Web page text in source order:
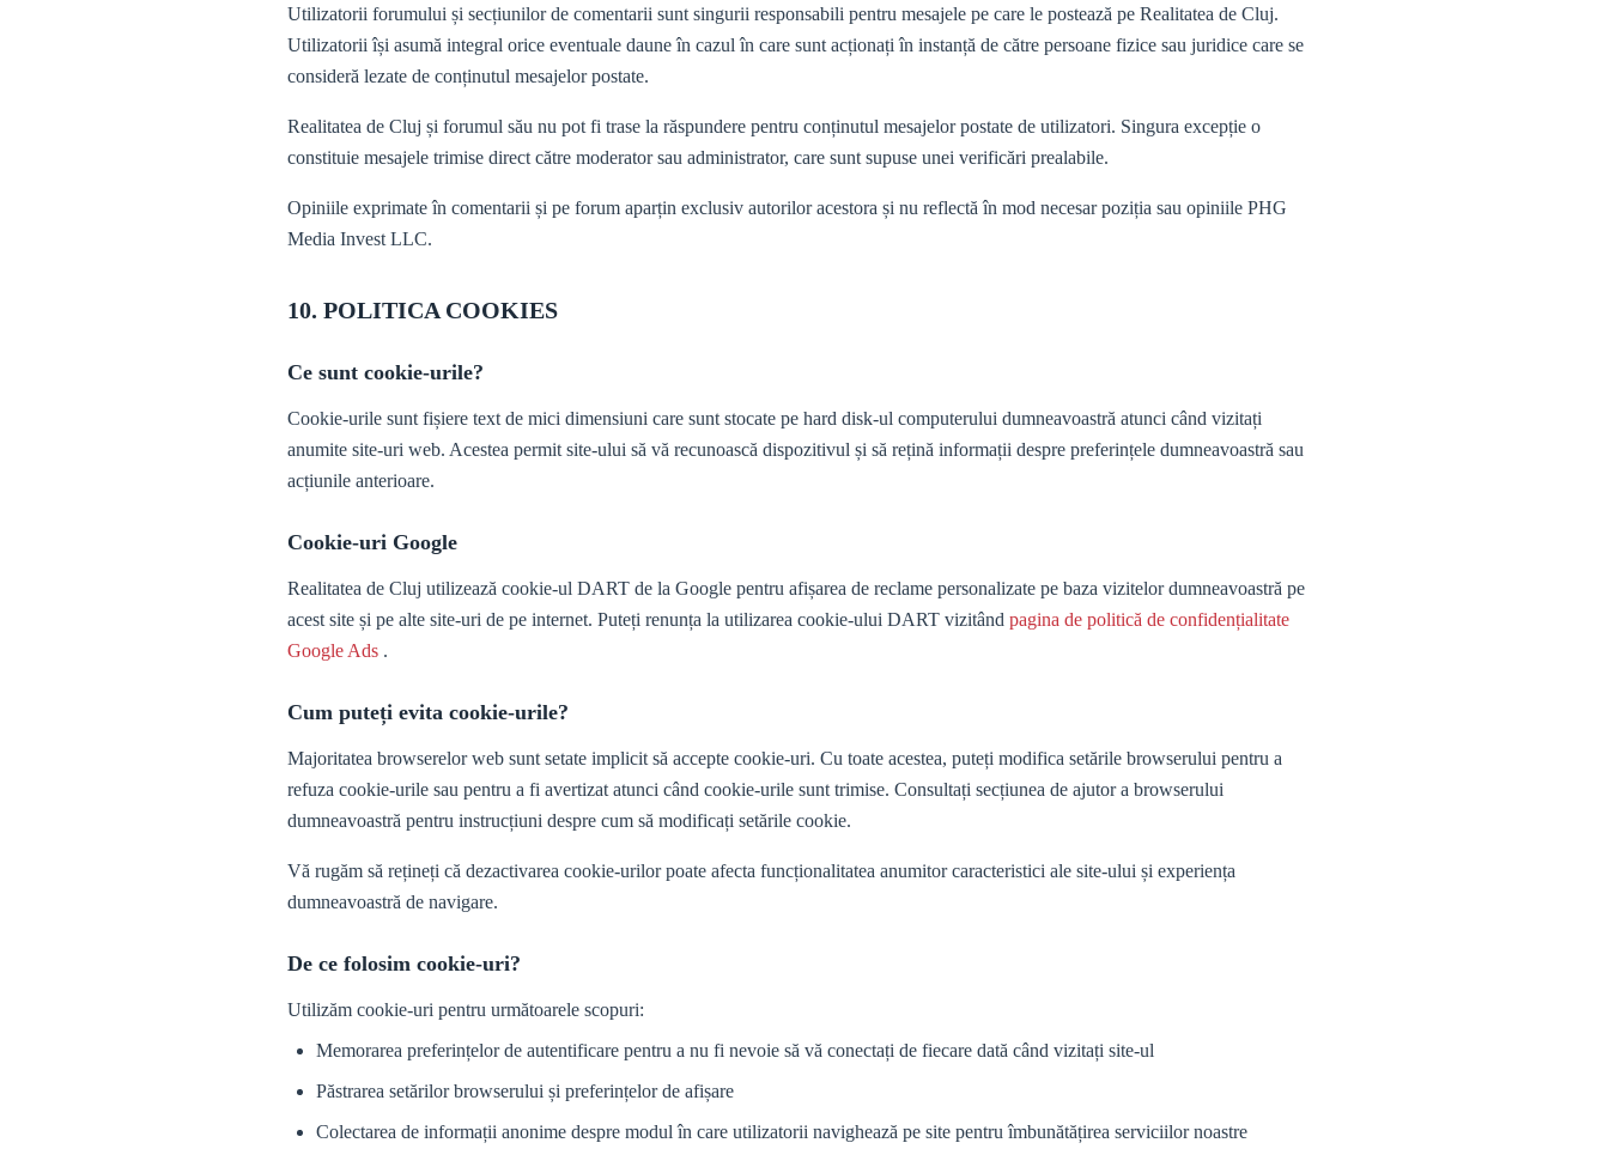
Utilizatorii forumului și secțiunilor de comentarii sunt singurii responsabili pentru mesajele pe care le postează pe Realitatea de Cluj.
Utilizatorii își asumă integral orice eventuale daune în cazul în care sunt acționați în instanță de către persoane fizice sau juridice care se
consideră lezate de conținutul mesajelor postate.
Realitatea de Cluj și forumul său nu pot fi trase la răspundere pentru conținutul mesajelor postate de utilizatori. Singura excepție o
constituie mesajele trimise direct către moderator sau administrator, care sunt supuse unei verificări prealabile.
Opiniile exprimate în comentarii și pe forum aparțin exclusiv autorilor acestora și nu reflectă în mod necesar poziția sau opiniile PHG
Media Invest LLC.
10. POLITICA COOKIES
Ce sunt cookie-urile?
Cookie-urile sunt fișiere text de mici dimensiuni care sunt stocate pe hard disk-ul computerului dumneavoastră atunci când vizitați
anumite site-uri web. Acestea permit site-ului să vă recunoască dispozitivul și să rețină informații despre preferințele dumneavoastră sau
acțiunile anterioare.
Cookie-uri Google
Realitatea de Cluj utilizează cookie-ul DART de la Google pentru afișarea de reclame personalizate pe baza vizitelor dumneavoastră pe
acest site și pe alte site-uri de pe internet. Puteți renunța la utilizarea cookie-ului DART vizitând pagina de politică de confidențialitate
Google Ads .
Cum puteți evita cookie-urile?
Majoritatea browserelor web sunt setate implicit să accepte cookie-uri. Cu toate acestea, puteți modifica setările browserului pentru a
refuza cookie-urile sau pentru a fi avertizat atunci când cookie-urile sunt trimise. Consultați secțiunea de ajutor a browserului
dumneavoastră pentru instrucțiuni despre cum să modificați setările cookie.
Vă rugăm să rețineți că dezactivarea cookie-urilor poate afecta funcționalitatea anumitor caracteristici ale site-ului și experiența
dumneavoastră de navigare.
De ce folosim cookie-uri?
Utilizăm cookie-uri pentru următoarele scopuri:
Memorarea preferințelor de autentificare pentru a nu fi nevoie să vă conectați de fiecare dată când vizitați site-ul
Păstrarea setărilor browserului și preferințelor de afișare
Colectarea de informații anonime despre modul în care utilizatorii navighează pe site pentru îmbunătățirea serviciilor noastre